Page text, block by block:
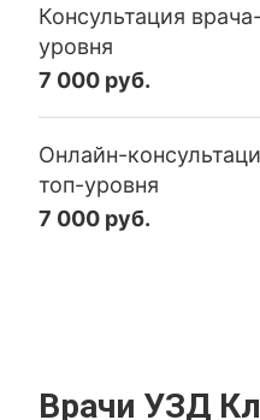
Консультация
уровня
7 000 руб.
Онлайн-
топ-уровня
7 000 руб.
Врачи УЗД